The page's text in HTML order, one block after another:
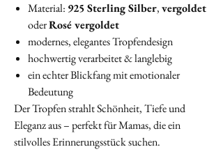
Material: 925 Sterling Silber,vergoldet
oderRosé vergoldet
modernes, elegantes Tropfendesign
hochwertig verarbeitet & langlebig
ein echter Blickfang mit emotionaler
Bedeutung
Der Tropfen strahlt Schönheit, Tiefe und
Eleganz aus – perfekt für Mamas, die ein
stilvolles Erinnerungsstück suchen.